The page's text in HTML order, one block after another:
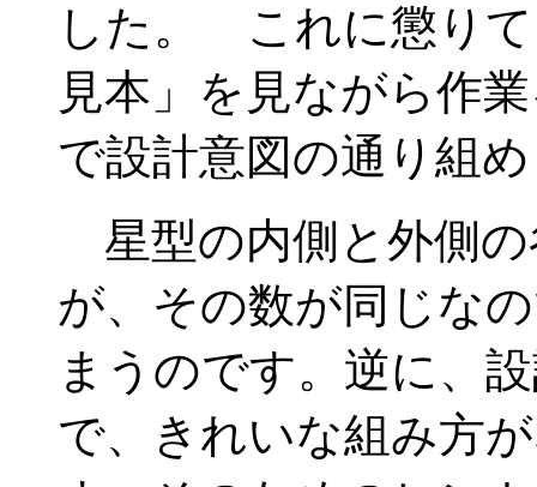
した。 これに懲りて
見本」を見ながら作
で設計意図の通り組
星型の内側と外側
が、その数が同じな
まうのです。逆に、
で、きれいな組み方